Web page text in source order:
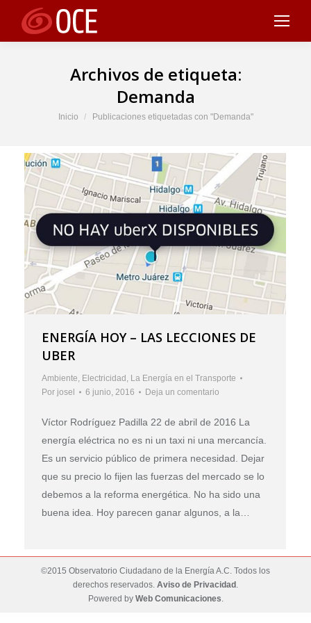
Archivos de etiqueta:
Demanda
Estás aquí:
Inicio Publicaciones etiquetadas con "Demanda"
ENERGÍA HOY – LAS LECCIONES DE
UBER
Ambiente Electricidad La Energía en el Transporte
Por josel 6 junio, 2016 Deja un comentario
Víctor Rodríguez Padilla 22 de abril de 2016 La
energía eléctrica no es ni un taxi ni una mercancía.
Es un servicio público de primera necesidad. Dejar
que su precio lo fijen las fuerzas del mercado se lo
debemos a la reforma energética. No ha sido una
buena idea. Hoy parecen ganar algunos, a la…
©2015 Observatorio Ciudadano de la Energía A.C. Todos los
derechos reservados. Aviso de Privacidad
Powered by Web Comunicaciones